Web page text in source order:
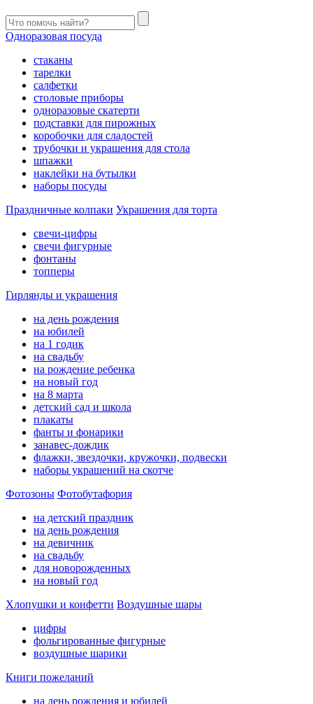
Одноразовая посуда
стаканы
тарелки
салфетки
столовые приборы
одноразовые скатерти
подставки для пирожных
коробочки для сладостей
трубочки и украшения для стола
шпажки
наклейки на бутылки
наборы посуды
Праздничные колпаки Украшения для торта
свечи-цифры
свечи фигурные
фонтаны
топперы
Гирлянды и украшения
на день рождения
на юбилей
на 1 годик
на свадьбу
на рождение ребенка
на новый год
на 8 марта
детский сад и школа
плакаты
фанты и фонарики
занавес-дождик
флажки, звездочки, кружочки, подвески
наборы украшений на скотче
Фотозоны Фотобутафория
на детский праздник
на день рождения
на девичник
на свадьбу
для новорожденных
на новый год
Хлопушки и конфетти Воздушные шары
цифры
фольгированные фигурные
воздушные шарики
Книги пожеланий
на день рождения и юбилей